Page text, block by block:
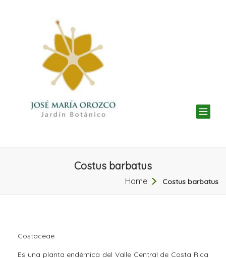
Costus barbatus
Home Costus barbatus
Costaceae
Es una planta endémica del Valle Central de Costa Rica